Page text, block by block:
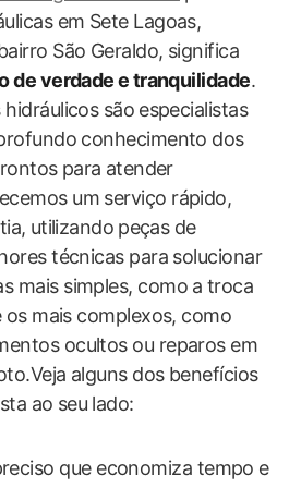
em Sete Lagoas,
São Geraldo, significa⁣
de verdade⁢ e tranquilidade.
são ⁤especialistas
conhecimento dos⁢
para⁤ atender
um serviço rápido,
⁣utilizando ⁣peças de
técnicas para solucionar
mais simples, como a ⁤troca
mais complexos, como
ocultos ou reparos em
alguns dos benefícios‌
ao seu ⁤lado:
que economiza tempo e